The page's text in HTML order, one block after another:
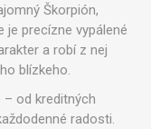
Škorpión,
je precízne vypálené
a robí z nej
blízkeho.
od kreditných
radosti.